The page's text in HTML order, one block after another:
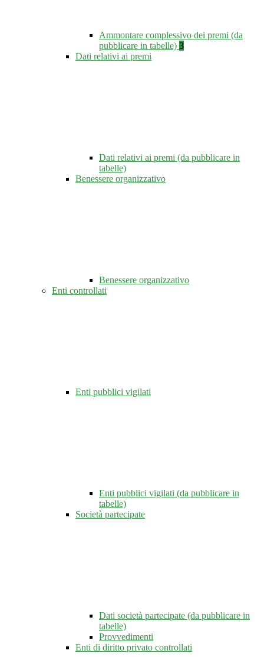
Ammontare complessivo dei premi (da
pubblicare in tabelle) 3
Dati relativi ai premi
Dati relativi ai premi (da pubblicare in
tabelle)
Benessere organizzativo
Benessere organizzativo
Enti controllati
Enti pubblici vigilati
Enti pubblici vigilati (da pubblicare in
tabelle)
Società partecipate
Dati società partecipate (da pubblicare in
tabelle)
Provvedimenti
Enti di diritto privato controllati